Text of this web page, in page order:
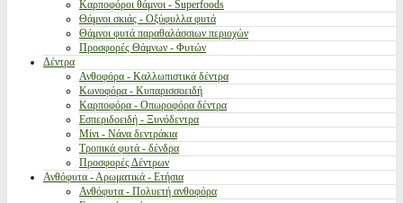
Καρποφόροι θάμνοι - Superfoods
Θάμνοι σκιάς - Οξύφυλλα φυτά
Θάμνοι φυτά παραθαλάσσιων περιοχών
Προσφορές Θάμνων - Φυτών
Δέντρα
Ανθοφόρα - Καλλωπιστικά δέντρα
Κωνοφόρα - Κυπαρισσοειδή
Καρποφόρα - Οπωροφόρα δέντρα
Εσπεριδοειδή - Ξυνόδεντρα
Μίνι - Νάνα δεντράκια
Τροπικά φυτά - δένδρα
Προσφορές Δέντρων
Ανθόφυτα - Αρωματικά - Ετήσια
Ανθόφυτα - Πολυετή ανθοφόρα